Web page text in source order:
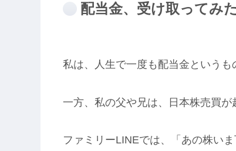
配当金、受け取ってみ
私は、人生で一度も配当金というも
一方、私の父や兄は、日本株売買が
ファミリーLINEでは、「あの株い